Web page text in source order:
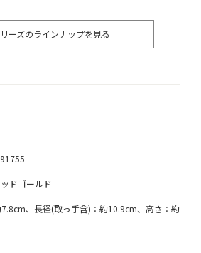
ーズのラインナップを見る
ドゴールド
、長径(取っ手含)：約10.9cm、高さ：約